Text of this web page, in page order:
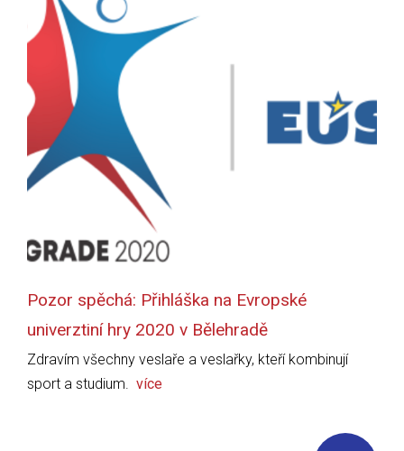
Pozor spěchá: Přihláška na Evropské
univerztiní hry 2020 v Bělehradě
Zdravím všechny veslaře a veslařky, kteří kombinují
sport a studium. více